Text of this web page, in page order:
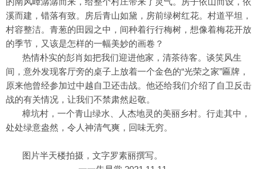
溪而建，错落有致。房后青山如黛，房前绿树红花。村道平坦，
村容整洁。青葱的田园之中，间种着行行梅树，想像着梅花开放
的季节，又该是怎样的一幅美妙的画卷？
热情朴实的彭肖如把我们迎进他家，清茶待客。谈笑风生
间，意外发现客厅旁的桌子上放着一个金色的“光荣之家”匾牌，
原来他曾经参加过中越自卫还击战。他还给我们介绍了自卫反击
战的有关情况，让我们不禁肃然起敬。
樟坑村，一个青山绿水、人杰地灵的美丽乡村。行走其中，
处处绿意盎然，令人神清气爽，回味无穷。
图片半天楼拍摄，文字罗素丽撰写。